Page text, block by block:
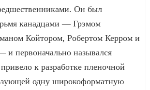
Он был
канадцами — Грэмом
Койтором, Робертом Керром и
первоначально назывался
к разработке пленочной
одну широкоформатную